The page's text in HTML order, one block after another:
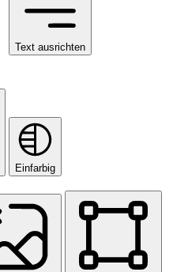
Text ausrichten
Einfarbig